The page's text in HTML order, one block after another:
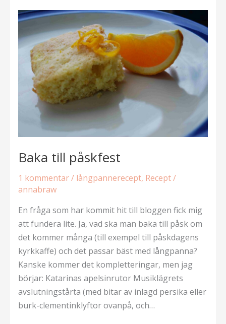
Baka till påskfest
1 kommentar/ långpannerecept, Recept/
annabraw
En fråga som har kommit hit till bloggen fick mig
att fundera lite. Ja, vad ska man baka till påsk om
det kommer många (till exempel till påskdagens
kyrkkaffe) och det passar bäst med långpanna?
Kanske kommer det kompletteringar, men jag
börjar: Katarinas apelsinrutor Musiklägrets
avslutningstårta (med bitar av inlagd persika eller
burk-clementinklyftor ovanpå, och…